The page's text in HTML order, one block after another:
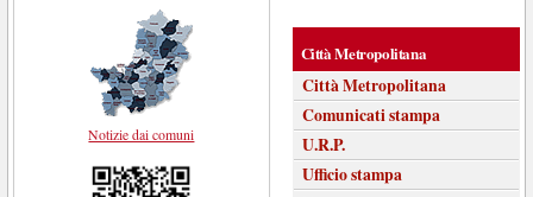
Notizie dai comuni
Città Metropolitana
Città Metropolitana
Comunicati stampa
U.R.P.
Ufficio stampa